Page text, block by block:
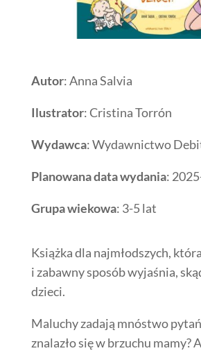
Autor: Anna Salvia
Ilustrator: Cristina Torrón
Wydawca: Wydawnictwo
Planowana data wydania:
Grupa wiekowa: 3-5 lat
Książka dla najmłodszych,
i zabawny sposób wyjaśnia,
dzieci.
Maluchy zadają mnóstwo
znalazło się w brzuchu mamy?